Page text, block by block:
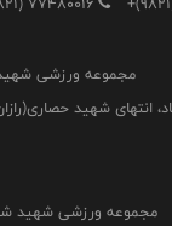
مجموعه ورزشی
انتهای شهید
مجموعه ورزشی شهید